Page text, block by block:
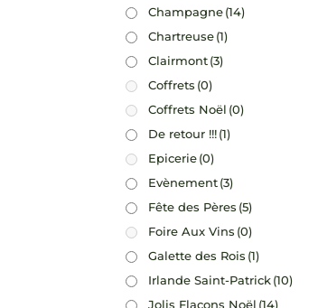
Champagne(14)
Chartreuse(1)
Clairmont(3)
Coffrets (0)
Coffrets Noël (0)
De retour !!!(1)
Epicerie(0)
Evènement(3)
Fête des Pères (5)
Foire Aux Vins (0)
Galette des Rois (1)
Irlande Saint-Patrick(10)
Jolis Flacons Noël (14)